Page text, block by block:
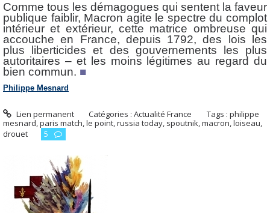
Comme tous les démagogues qui sentent la faveur
publique faiblir, Macron agite le spectre du complot
intérieur et extérieur, cette matrice ombreuse qui
accouche en France, depuis 1792, des lois les
plus liberticides et des gouvernements les plus
autoritaires – et les moins légitimes au regard du
bien commun. ■
Philippe Mesnard
Lien permanent Catégories :Actualité France Tags :philippe
mesnard,paris match,le point,russia today, spoutnik,macron,loiseau,
drouet
5